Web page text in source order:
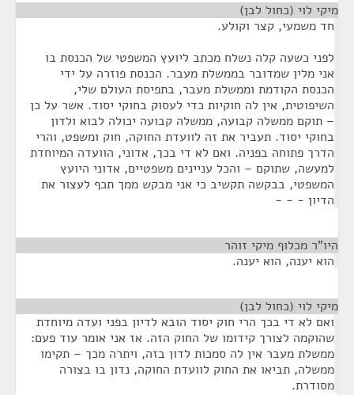
מיקי לוי (כחול לבן)
חד משמעי, קצר וקולע.
לפני כשעה קלה נשלח מכתב ליועץ המשפטי של הכנסת בו
אני מלין שמדובר בממשלת מעבר. הכנסת פוזרה על ידי
הכנסת הקודמת וממשלת מעבר, בתפיסת העולם שלי,
השיפוטית, אין לה חוקיות כדי לעסוק בחוקי יסוד. אשר על כן
– תוקם ממשלה קבועה, ממשלה קבועה יכולה לבוא ולדון
בחוקי יסוד. תעביר את זה לוועדת החוקה, חוק ומשפט, והרי
הדרך פתוחה בפניה. ואם לא די בכך, אדוני, הוועדה המיוחדת
למעשה, שתוקם – והכל עניינים משפטיים, אדוני היועץ
המשפטי, בבקשה תקשיב כי אני מבקש ממך תכף לעצור את
הדיון - - -
היו"ר מכלוף מיקי זוהר
הוא יענה, הוא יענה.
מיקי לוי (כחול לבן)
ואם לא די בכך הרי חוק יסוד הובא לדיון בפני ועדה מיוחדת
שהוקמה לצורך קידומו של החוק הזה. אז אני אומר עוד פעם:
ממשלת מעבר אין לה סמכות לדון בזה, ויתרה מכך – תקימו
ממשלה, תביאו את החוק לוועדת החוקה, נדון בו בצורה
מסודרת.